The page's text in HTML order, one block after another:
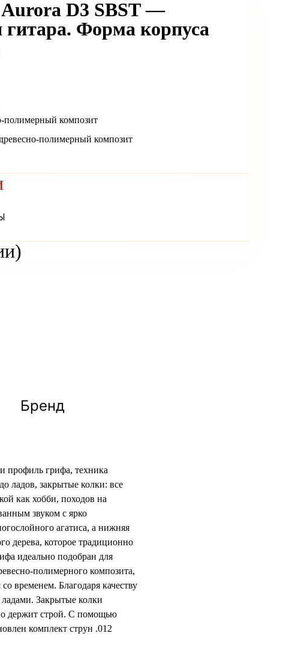
D3 SBST —
гитара. Форма корпуса
полимерный композит
полимерный композит
Бренд
профиль грифа, техника
ладов, закрытые колки: все
как хобби, походов на
звуком с ярко
агатиса, а нижняя
дерева, которое традиционно
идеально подобран для
полимерного композита,
временем. Благодаря качеству
Закрытые колки
держит строй. С помощью
комплект струн .012